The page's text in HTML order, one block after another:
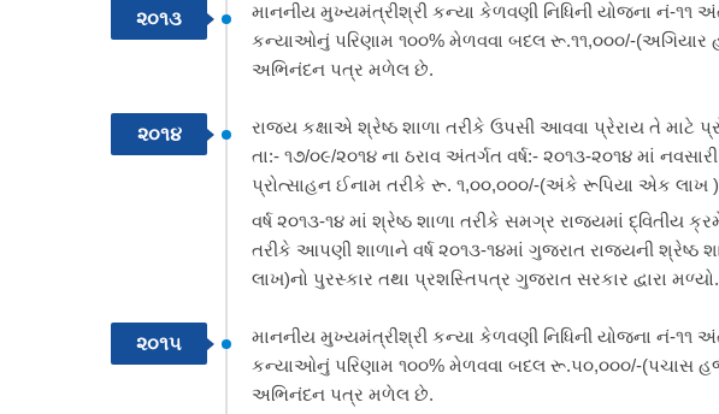
૨૦૧૩
માનનીય મુખ્યમંત્રીશ્રી કન્યા કેળવણી નિધિની યોજના નં-૧૧
કન્યાઓનું પરિણામ ૧૦૦% મેળવવા બદલ રૂ.૧૧,૦૦૦/-(અગિયાર
અભિનંદન પત્ર મળેલ છે.
૨૦૧૪
રાજ્ય કક્ષાએ શ્રેષ્ઠ શાળા તરીકે ઉપસી આવવા પ્રેરાય તે માટે
તા:- ૧૭/૦૯/૨૦૧૪ ના ઠરાવ અંતર્ગત વર્ષ:- ૨૦૧૩-૨૦૧૪ માં
પ્રોત્સાહન ઈનામ તરીકે રૂ. ૧,૦૦,૦૦૦/-(અંકે રૂપિયા એક લાખ
વર્ષ ૨૦૧૩-૧૪ માં શ્રેષ્ઠ શાળા તરીકે સમગ્ર રાજ્યમાં દ્વિતીય
તરીકે આપણી શાળાને વર્ષ ૨૦૧૩-૧૪માં ગુજરાત રાજ્યની શ્રેષ્ઠ
લાખ)નો પુરસ્કાર તથા પ્રશસ્તિપત્ર ગુજરાત સરકાર દ્વારા મળ્યો.
૨૦૧૫
માનનીય મુખ્યમંત્રીશ્રી કન્યા કેળવણી નિધિની યોજના નં-૧૧
કન્યાઓનું પરિણામ ૧૦૦% મેળવવા બદલ રૂ.૫૦,૦૦૦/-(પચાસ
અભિનંદન પત્ર મળેલ છે.